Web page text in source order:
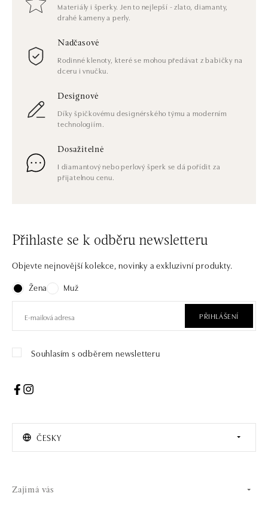
Materiály i šperky. Jen to nejlepší - zlato, diamanty,
drahé kameny a perly.
Nadčasové
Rodinné klenoty, které se mohou předávat z babičky na
dceru i vnučku.
Designové
Díky špičkovému designérského týmu a moderním
technologiím.
Dosažitelné
I diamantový nebo perlový šperk se dá pořídit za
přijatelnou cenu.
Přihlaste se k odběru newsletteru
Objevte nejnovější kolekce, novinky a exkluzivní produkty.
Žena
Muž
PŘIHLÁŠENÍ
Souhlasím s odběrem newsletteru
ČESKY
Zajímá vás